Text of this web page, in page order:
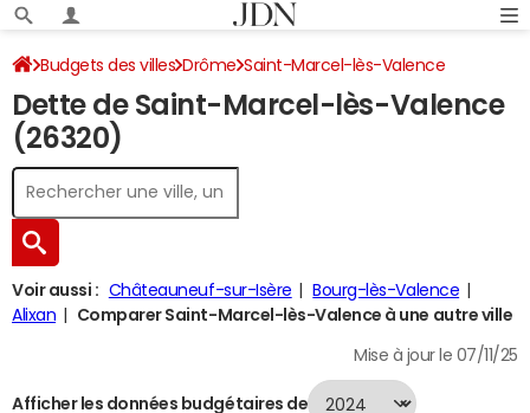
Budgets des villes Drôme Saint-Marcel-lès-Valence
Dette au 31/12/2024
Dette de Saint-Marcel-lès-Valence
(26320)
Voir aussi : Châteauneuf-sur-Isère
Bourg-lès-Valence
Alixan
Comparer Saint-Marcel-lès-Valence à une autre ville
Mise à jour le 07/11/25
Afficher les données budgétaires de